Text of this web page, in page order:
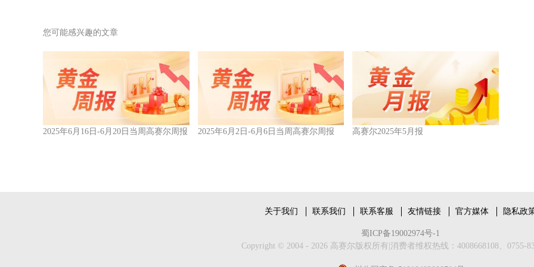
您可能感兴趣的文章
2025年6月16日-6月20日当周高赛尔周报 2025年6月2日-6月6日当周高赛尔周报 高赛尔2025年5月报
关于我们 联系我们 联系客服 友情链接 官方媒体 隐私政
蜀ICP备19002974号-1
Copyright © 2004 - 2026 高赛尔版权所有|消费者维权热线：4008668108、0755-